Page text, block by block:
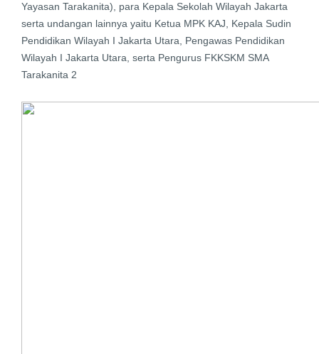
Yayasan Tarakanita), para Kepala Sekolah Wilayah Jakarta
serta undangan lainnya yaitu Ketua MPK KAJ, Kepala Sudin
Pendidikan Wilayah I Jakarta Utara, Pengawas Pendidikan
Wilayah I Jakarta Utara, serta Pengurus FKKSKM SMA
Tarakanita 2